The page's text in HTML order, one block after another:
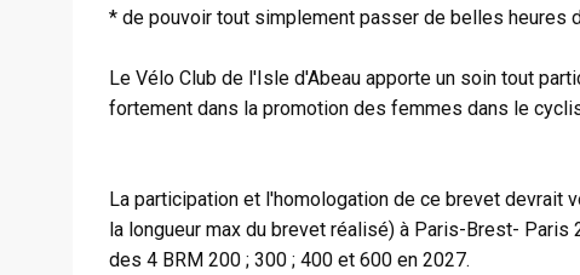
* de pouvoir tout simplement passer de belles heures
Le Vélo Club de l'Isle d'Abeau apporte un soin tout
fortement dans la promotion des femmes dans le
La participation et l'homologation de ce brevet devrait
la longueur max du brevet réalisé) à Paris-Brest-
des 4 BRM 200 ; 300 ; 400 et 600 en 2027.